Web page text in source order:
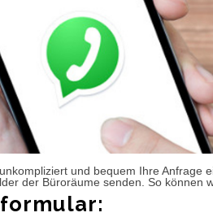
und bequem Ihre Anfrage
der Büroräume senden. So können